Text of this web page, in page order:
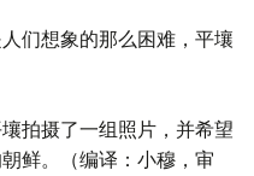
们想象的那么困难，平壤
拍摄了一组照片，并希望
鲜。（编译：小穆，审